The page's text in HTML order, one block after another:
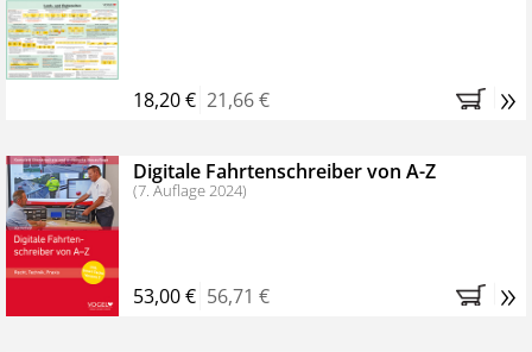
Bestellen Sie jetzt das VerkehrsRundschau Profipaket im
Kennenlern-Abo für zwei Monate (inkl. der derzeitig
Monaten brauchen Sie nichts weiter tun, das
Abonnement endet automatisch, es entstehen keine
weiteren Verpflichtungen.
18,20 € 21,66 € »
Digitale Fahrtenschreiber von A-Z
(7. Auflage 2024)
53,00 € 56,71 € »